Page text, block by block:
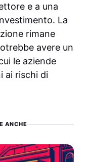
e a una
La
rimane
avere un
le aziende
ai rischi di
ANCHE